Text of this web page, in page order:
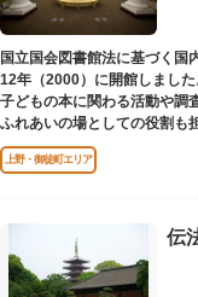
国立国会図書館法に基づく国
12年（2000）に開館しました
子どもの本に関わる活動や調
ふれあいの場としての役割も
レンガ棟は、明治39年（1906
利用しています。
上野・御徒町エリア
伝